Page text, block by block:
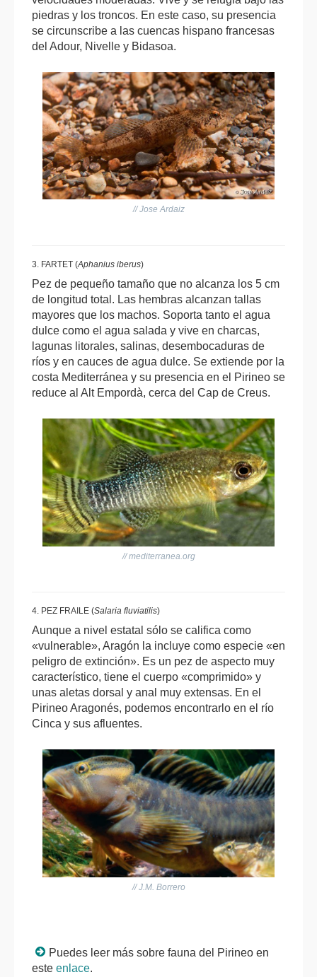
piedras y los troncos. En este caso, su presencia
se circunscribe a las cuencas hispano francesas
del Adour, Nivelle y Bidasoa.
// Jose Ardaiz
3. FARTET (Aphanius iberus)
Pez de pequeño tamaño que no alcanza los 5 cm
de longitud total. Las hembras alcanzan tallas
mayores que los machos. Soporta tanto el agua
dulce como el agua salada y vive en charcas,
lagunas litorales, salinas, desembocaduras de
ríos y en cauces de agua dulce. Se extiende por la
costa Mediterránea y su presencia en el Pirineo se
reduce al Alt Empordà, cerca del Cap de Creus.
// mediterranea.org
4. PEZ FRAILE (Salaria fluviatilis)
Aunque a nivel estatal sólo se califica como
«vulnerable», Aragón la incluye como especie «en
peligro de extinción». Es un pez de aspecto muy
característico, tiene el cuerpo «comprimido» y
unas aletas dorsal y anal muy extensas. En el
Pirineo Aragonés, podemos encontrarlo en el río
Cinca y sus afluentes.
// J.M. Borrero
Puedes leer más sobre fauna del Pirineo en
este enlace.